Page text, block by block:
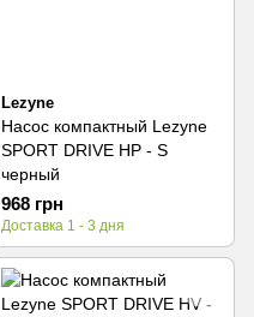
Lezyne
Насос компактный Lezyne
SPORT DRIVE HP - S
черный
968 грн
Доставка 1 - 3 дня